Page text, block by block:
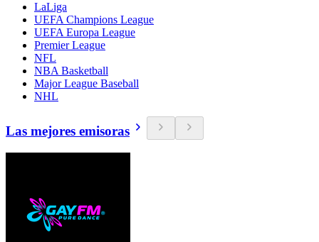
LaLiga
UEFA Champions League
UEFA Europa League
Premier League
NFL
NBA Basketball
Major League Baseball
NHL
Las mejores emisoras